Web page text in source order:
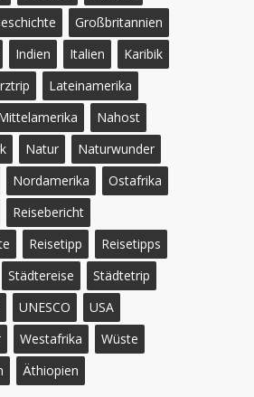
Großbritannien
Indien Italien
Karibik
Lateinamerika
Nahost
Natur
Naturwunder
Nordamerika
Ostafrika
Reisebericht
Reisetipp
Reisetipps
Städtereise
Städtetrip
UNESCO
USA
Westafrika
Wüste
Äthiopien